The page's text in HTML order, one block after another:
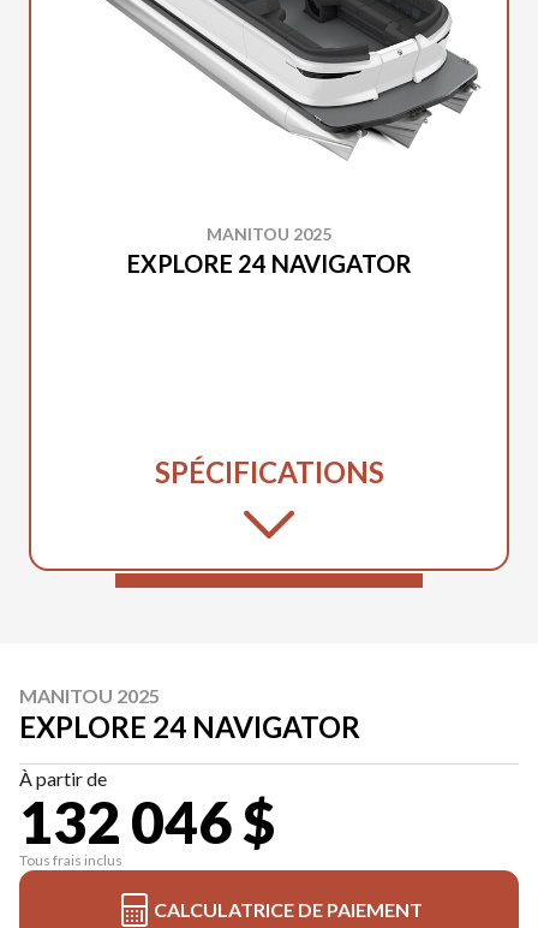
MANITOU 2025
EXPLORE 24 NAVIGATOR
SPÉCIFICATIONS
MANITOU 2025
EXPLORE 24 NAVIGATOR
À partir de
132 046 $
Tous frais inclus
CALCULATRICE DE PAIEMENT